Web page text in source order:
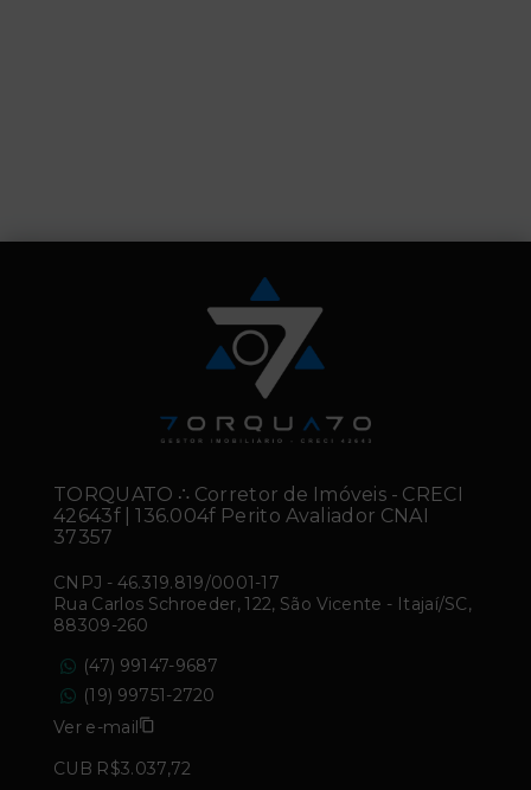
TORQUATO ∴ Corretor de Imóveis - CRECI
42643f | 136.004f Perito Avaliador CNAI
37357
CNPJ - 46.319.819/0001-17
Rua Carlos Schroeder, 122, São Vicente - Itajaí/SC,
88309-260
(47) 99147-9687
(19) 99751-2720
Ver e-mail
CUB R$3.037,72